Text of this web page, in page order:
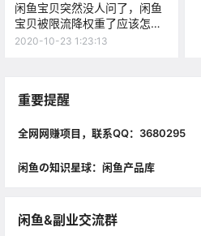
闲鱼宝贝突然没人问了，闲鱼
宝贝被限流降权重了应该怎么
解决？
2020-10-23 1:23:13
重要提醒
全网网赚项目，联系QQ：3680295
闲鱼の知识星球：闲鱼产品库
闲鱼&副业交流群